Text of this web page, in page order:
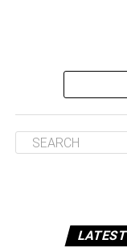
κλειστή του
Το πολυπόθητο
κεφαλιά ακριβείας
LATEST